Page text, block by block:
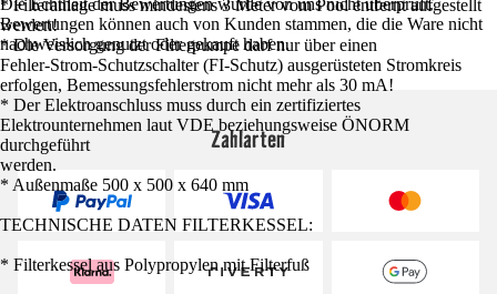
* Filteranlage muss mindestens 3 Meter vom Pool entfernt aufgestellt
werden!
* Die Versorgung der Filterpumpe darf nur über einen
Fehler-Strom-Schutzschalter (FI-Schutz) ausgerüsteten Stromkreis
erfolgen, Bemessungsfehlerstrom nicht mehr als 30 mA!
* Der Elektroanschluss muss durch ein zertifiziertes
Elektrounternehmen laut VDE beziehungsweise ÖNORM
durchgeführt
werden.
* Außenmaße 500 x 500 x 640 mm
TECHNISCHE DATEN FILTERKESSEL:
* Filterkessel aus Polypropylen mit Filterfuß
Die Echtheit der Bewertungen wurde von uns nicht überprüft.
Bewertungen können auch von Kunden stammen, die die Ware nicht
nachweislich genutzt oder gekauft haben.
Zahlarten